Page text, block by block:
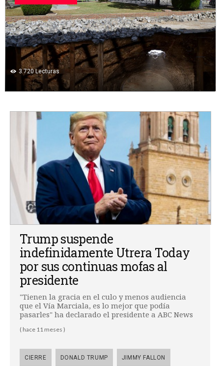
3.720Lecturas
Trump suspende
indefinidamente Utrera Today
por sus continuas mofas al
presidente
"Tienen la gracia en el culo y menos audiencia
que el Vía Marciala, es lo mejor que podía
pasarles" ha declarado el presidente a ABC News
( hace 11 meses )
CIERRE DONALD TRUMP JIMMY FALLON